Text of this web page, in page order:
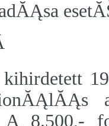
A 8.500,-